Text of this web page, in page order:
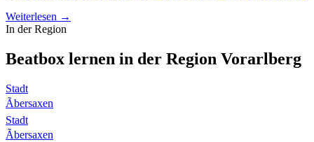
Weiterlesen →
In der Region
Beatbox lernen in der Region Vorarlberg
Stadt
Ãbersaxen
Stadt
Ãbersaxen